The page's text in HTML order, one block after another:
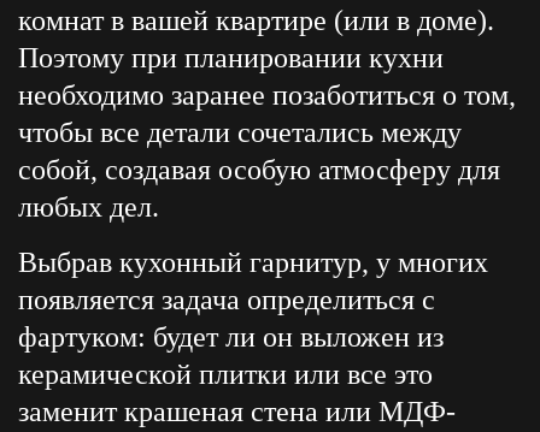
комнат в вашей квартире (или в доме).
Поэтому при планировании кухни
необходимо заранее позаботиться о том,
чтобы все детали сочетались между
собой, создавая особую атмосферу для
любых дел.
Выбрав кухонный гарнитур, у многих
появляется задача определиться с
фартуком: будет ли он выложен из
керамической плитки или все это
заменит крашеная стена или МДФ-